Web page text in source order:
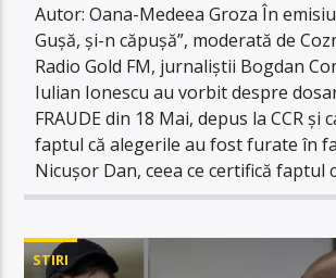
Autor: Oana-Medeea Groza În
Gușă, și-n căpușă”, moderată de
Radio Gold FM, jurnaliștii Bogdan
Iulian Ionescu au vorbit despre
FRAUDE din 18 Mai, depus la CCR și
faptul că alegerile au fost furate în
Nicușor Dan, ceea ce certifică faptul
STIRI